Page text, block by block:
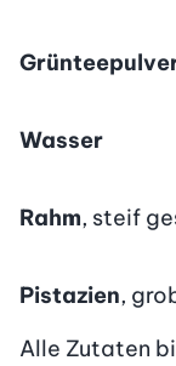
Wasser
Rahm, steif
Pistazien,
Alle Zutaten